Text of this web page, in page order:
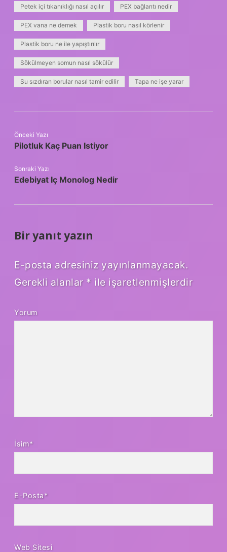
Petek içi tıkanıklığı nasıl açılır PEX bağlantı nedir
PEX vana ne demek Plastik boru nasıl körlenir
Plastik boru ne ile yapıştırılır
Sökülmeyen somun nasıl sökülür
Su sızdıran borular nasıl tamir edilir Tapa ne işe yarar
Önceki Yazı
Pilotluk Kaç Puan Istiyor
Sonraki Yazı
Edebiyat Iç Monolog Nedir
Bir yanıt yazın
E-posta adresiniz yayınlanmayacak.
Gerekli alanlar * ile işaretlenmişlerdir
Yorum
İsim*
E-Posta*
Web Sitesi